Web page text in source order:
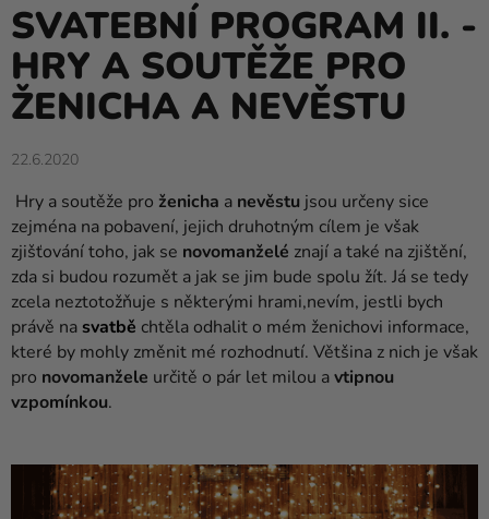
a
balónky
Svatba
Párty
Výzdoba
a
doplňky
Kostýmy
Oblečení
Pečení
Dárky
Svátky
SVATEBNÍ PROGRAM II. -
HRY A SOUTĚŽE PRO
ŽENICHA A NEVĚSTU
22.6.2020
Hry a soutěže pro ženicha a nevěstu jsou určeny sice
zejména na pobavení, jejich druhotným cílem je však
zjišťování toho, jak se novomanželé znají a také na zjištění,
zda si budou rozumět a jak se jim bude spolu žít. Já se tedy
zcela neztotožňuje s některými hrami,nevím, jestli bych
právě nasvatbě chtěla odhalit o mém ženichovi informace,
které by mohly změnit mé rozhodnutí. Většina z nich je však
pro novomanžele určitě o pár let milou avtipnou
vzpomínkou.